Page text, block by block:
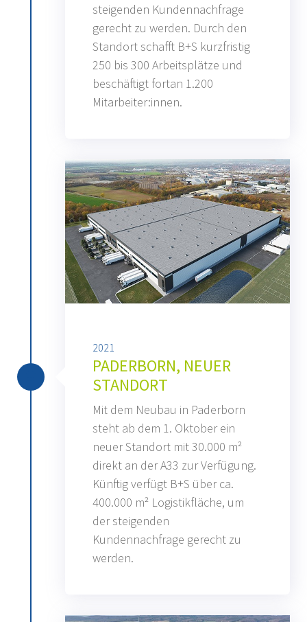
steigenden Kundennachfrage
gerecht zu werden. Durch den
Standort schafft B+S kurzfristig
250 bis 300 Arbeitsplätze und
beschäftigt fortan 1.200
Mitarbeiter:innen.
2021
PADERBORN, NEUER
STANDORT
Mit dem Neubau in Paderborn
steht ab dem 1. Oktober ein
neuer Standort mit 30.000 m²
direkt an der A33 zur Verfügung.
Künftig verfügt B+S über ca.
400.000 m² Logistikfläche, um
der steigenden
Kundennachfrage gerecht zu
werden.